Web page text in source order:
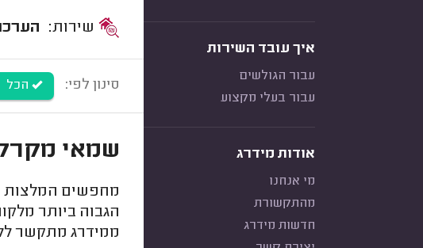
איך עובד השירות
עבור הגולשים
עבור בעלי מקצוע
אודות מידרג
מי אנחנו
מהתקשורת
חדשות מידרג
סינון לפי: הכל
שמאי
מחפשים המלצות
הגבוה ביותר
ממידרג מתקשר